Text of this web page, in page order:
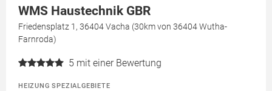
WMS Haustechnik GBR
Friedensplatz 1, 36404 Vacha (30km von 36404 Wutha-
Farnroda)
5 mit einer Bewertung
HEIZUNG SPEZIALGEBIETE